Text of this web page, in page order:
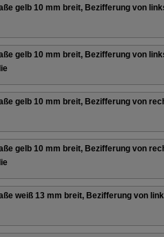
gelb 10 mm breit, Bezifferung von
gelb 10 mm breit, Bezifferung von
gelb 10 mm breit, Bezifferung von
gelb 10 mm breit, Bezifferung von
weiß 13 mm breit, Bezifferung von